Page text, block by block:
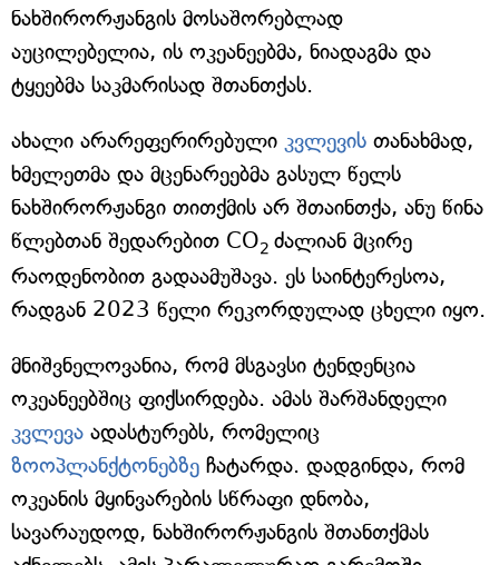
ნახშირორჟანგის მოსაშორებლად
აუცილებელია, ის ოკეანეებმა, ნიადაგმა და
ტყეებმა საკმარისად შთანთქას.
ახალი არარეფერირებული კვლევის თანახმად,
ხმელეთმა და მცენარეებმა გასულ წელს
ნახშირორჟანგი თითქმის არ შთაინთქა, ანუ წინა
წლებთან შედარებით CO2 ძალიან მცირე
რაოდენობით გადაამუშავა. ეს საინტერესოა,
რადგან 2023 წელი რეკორდულად ცხელი იყო.
მნიშვნელოვანია, რომ მსგავსი ტენდენცია
ოკეანეებშიც ფიქსირდება. ამას შარშანდელი
კვლევა ადასტურებს, რომელიც
ზოოპლანქტონებზე ჩატარდა. დადგინდა, რომ
ოკეანის მყინვარების სწრაფი დნობა,
სავარაუდოდ, ნახშირორჟანგის შთანთქმას